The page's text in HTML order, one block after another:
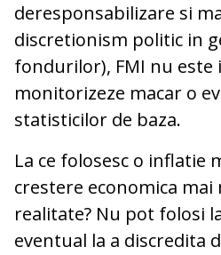
deresponsabilizare si
discretionism politic in
fondurilor), FMI nu este
monitorizeze macar o
statisticilor de baza.
La ce folosesc o inflatie
crestere economica mai
realitate? Nu pot folosi
eventual la a discredita